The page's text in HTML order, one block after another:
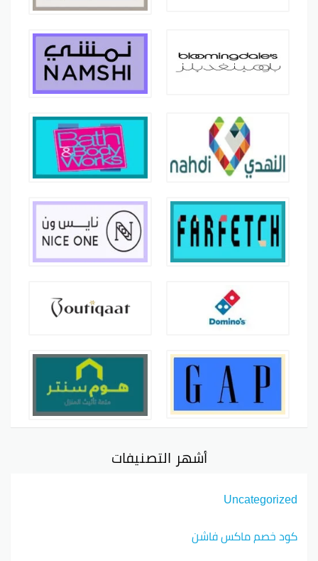
أشهر التصنيفات
Uncategorized
كود خصم ماكس فاشن